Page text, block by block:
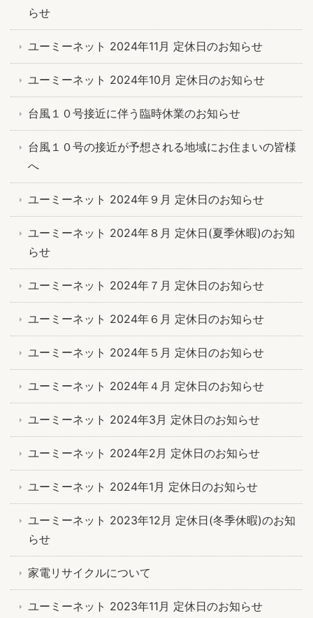
らせ
ユーミーネット 2024年11月 定休日のお知らせ
ユーミーネット 2024年10月 定休日のお知らせ
台風１０号接近に伴う臨時休業のお知らせ
台風１０号の接近が予想される地域にお住まいの皆様
へ
ユーミーネット 2024年９月 定休日のお知らせ
ユーミーネット 2024年８月 定休日(夏季休暇)のお知
らせ
ユーミーネット 2024年７月 定休日のお知らせ
ユーミーネット 2024年６月 定休日のお知らせ
ユーミーネット 2024年５月 定休日のお知らせ
ユーミーネット 2024年４月 定休日のお知らせ
ユーミーネット 2024年3月 定休日のお知らせ
ユーミーネット 2024年2月 定休日のお知らせ
ユーミーネット 2024年1月 定休日のお知らせ
ユーミーネット 2023年12月 定休日(冬季休暇)のお知
らせ
家電リサイクルについて
ユーミーネット 2023年11月 定休日のお知らせ